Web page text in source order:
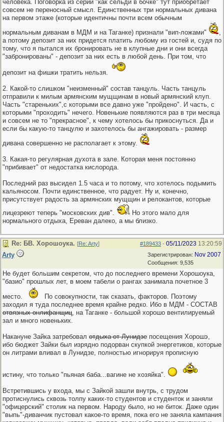
человека. Поговорка из серии "как сельди в бочке" тут приобретает
совсем не переносный смысл. Единственных три нормальных дивана
на первом этаже (которые идентичны почти всем обычным
нормальным диванам в МДМ и на Таганке) признали "вип-ложами"
,
а потому депозит за них придется платить любому из гостей и, судя по
тому, что я пытался их бронировать не в клупные дни и они всегда
"забронированы" - депозит за них есть в любой день. При том, что
депозит на фишки тратить нельзя.
2. Какой-то слишком "неизменный" состав танцуль. Часть танцуль
отправили к милым армянским мущщинам в новый армянский клуп.
Часть "стареньких",с которыми все давно уже "пройдено". И часть, с
которыми "проходить" нечего. Новенькие появляются раз в три месяца
и совсем не то "прекрасное", к чему хотелось бы прикоснуться. Да и
если бы какую-то танцулю и захотелось бы ангажировать - размер
дивана совершенно не располагает к этому.
3. Какая-то регулярная духота в зале. Которая меня постоянно
"прибивает" от недостатка кислорода.
Последний раз высидел 1.5 часа и то потому, что хотелось подымить
кальяносом. Почти единственное, что радует. Ну и, конечно,
присутствует радость за армянских мущщин и релокантов, которые
лицезреют теперь "московских див".
Но этого мало для
нормального отдыха, Ереван далеко, а мы близко.
#189433 - 05/11/2023 13:20:59
Re: БВ. Хорошоука. [Re: Arty]
Зарегистрирован: Nov 2007
Сообщения: 9,535
Arty
Не будет большим секретом, что до последнего времени Хорошоука,
"базио" прошлых лет, в моем табели о рангах занимала почетное 3
место.
По совокупности, так сказать, факторов. Поэтому
заходил я туда последнее время крайне редко. Ибо в МДМ - СОСТАВ
отвязных онлифанщиц, на Таганке - большой хорошо вентилируемый
зал и много новеньких.
Накануне Зайка затребовал отдыха от Лунидзе посещения Хорошэ,
ибо бюджет Зайки был изрядно подорван скупкой энергетиков, которые
он литрами вливал в Лунидзе, полностью игнорируя прописную
истину, что только "пьяная баба...вагине не хозяйка".
Встретившись у входа, мы с Зайкой зашли внутрь, с трудом
протиснулись сквозь толпу каких-то студентов и студенток и заняли
"офицерский" столик на первом. Народу было, но не биток. Даже один
"выпь"-диванчик пустовал какое-то время, пока его не заняла кампания